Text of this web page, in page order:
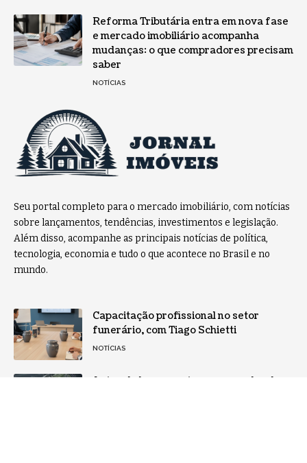
Reforma Tributária entra em nova fase
e mercado imobiliário acompanha
mudanças: o que compradores precisam
saber
NOTÍCIAS
Seu portal completo para o mercado imobiliário, com notícias
sobre lançamentos, tendências, investimentos e legislação.
Além disso, acompanhe as principais notícias de política,
tecnologia, economia e tudo o que acontece no Brasil e no
mundo.
Capacitação profissional no setor
funerário, com Tiago Schietti
NOTÍCIAS
Antes do lançamento: como o valor de